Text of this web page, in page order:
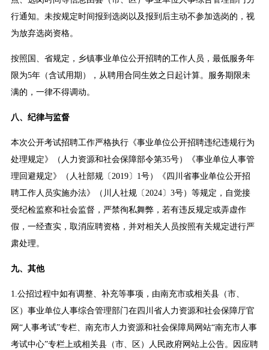
行通知。未按规定时间报到选岗以及报到后主动不参加选岗的，视
为放弃选岗资格。
按照国、省规定，乡镇事业单位公开招聘的工作人员，最低服务年
限为5年（含试用期），从聘用合同生效之日起计算。服务期限未
满的，一律不得调动。
八、纪律与监督
本次公开考试招聘工作严格执行《事业单位公开招聘违纪违规行为
处理规定》（人力资源和社会保障部令第35号）《事业单位人事管
理回避规定》（人社部规〔2019〕1号）《四川省事业单位公开招
聘工作人员实施办法》（川人社规〔2024〕3号）等规定，自觉接
受纪检监察和社会监督，严禁徇私舞弊，若有违反规定或弄虚作
假，一经查实，取消应聘资格，并对相关人员按照有关规定进行严
肃处理。
九、其他
1.公招过程中如有调整、补充等事项，由南充市或相关县（市、
区）事业单位人事综合管理部门在四川省人力资源和社会保障厅官
网“人事考试”专栏、南充市人力资源和社会保障局网站“南充市人事
考试中心”专栏上或相关县（市、区）人民政府网站上公告。因应聘